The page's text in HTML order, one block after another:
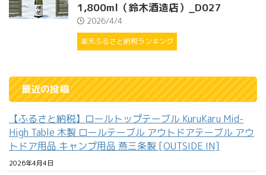
1,800ml（鈴木酒造店）_D027
2026/4/4
楽天ふるさと納税ランキング
最近の投稿
【ふるさと納税】ロールトップテーブル KuruKaru Mid-
High Table 木製 ロールテーブル アウトドアテーブル アウ
トドア用品 キャンプ用品 燕三条製 [OUTSIDE IN]
2026年4月4日